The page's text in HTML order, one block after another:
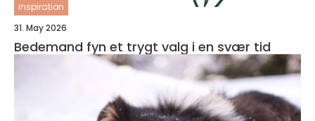
inspiration
31. May 2026
Bedemand fyn et trygt valg i en svær tid